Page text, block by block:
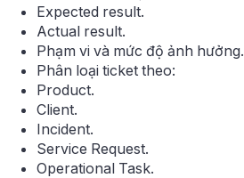
Expected result.
Actual result.
Phạm vi và mức độ ảnh hưởng.
Phân loại ticket theo:
Product.
Client.
Incident.
Service Request.
Operational Task.